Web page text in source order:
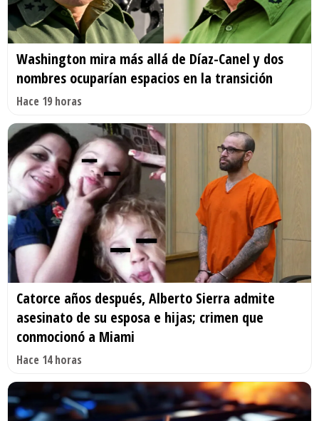
Washington mira más allá de Díaz-Canel y dos
nombres ocuparían espacios en la transición
Hace 19 horas
Catorce años después, Alberto Sierra admite
asesinato de su esposa e hijas; crimen que
conmocionó a Miami
Hace 14 horas